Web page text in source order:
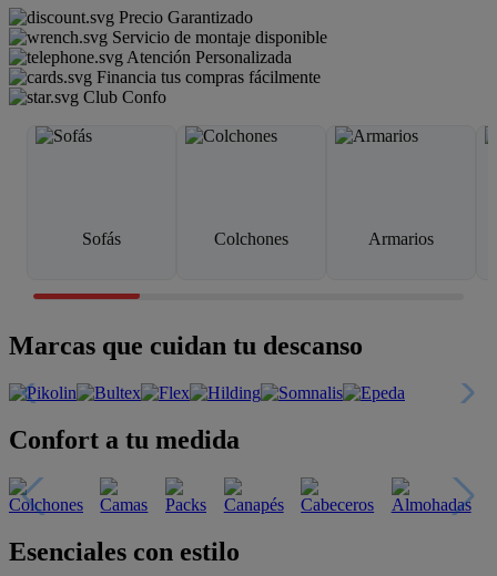
Precio Garantizado
Servicio de montaje disponible
Atención Personalizada
Financia tus compras fácilmente
Club Confo
Sofás Colchones Armarios
Marcas que cuidan tu descanso
Confort a tu medida
Esenciales con estilo